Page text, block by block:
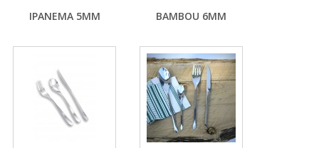
IPANEMA 5MM BAMBOU 6MM